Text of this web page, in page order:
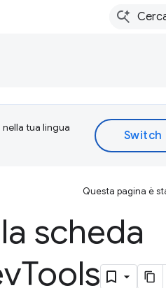
tua lingua
Questa pagina è
scheda
Tools